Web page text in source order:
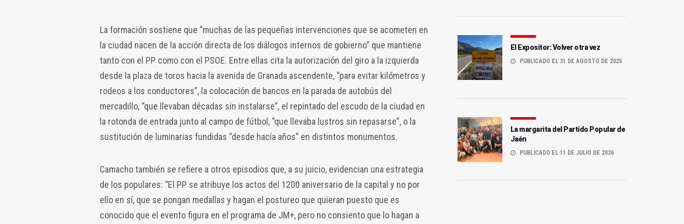
La formación sostiene que “muchas de las pequeñas intervenciones que se acometen en
la ciudad nacen de la acción directa de los diálogos internos de gobierno” que mantiene
tanto con el PP como con el PSOE. Entre ellas cita la autorización del giro a la izquierda
desde la plaza de toros hacia la avenida de Granada ascendente, “para evitar kilómetros y
rodeos a los conductores”, la colocación de bancos en la parada de autobús del
mercadillo, “que llevaban décadas sin instalarse”, el repintado del escudo de la ciudad en
la rotonda de entrada junto al campo de fútbol, “que llevaba lustros sin repasarse”, o la
sustitución de luminarias fundidas “desde hacía años” en distintos monumentos.
Camacho también se refiere a otros episodios que, a su juicio, evidencian una estrategia
de los populares: “El PP se atribuye los actos del 1200 aniversario de la capital y no por
ello en sí, que se pongan medallas y hagan el postureo que quieran puesto que es
conocido que el evento figura en el programa de JM+, pero no consiento que lo hagan a
El Expositor: Volver otra vez
PUBLICADO EL 31 DE AGOSTO DE 2025
La margarita del Partido Popular de
Jaén
PUBLICADO EL 11 DE JULIO DE 2026